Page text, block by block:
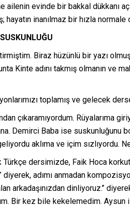
ailenin evinde bir bakkal dükkanı
hayatın inanılmaz bir hızla
Biraz hüzünlü bir yazı
Kinte adını takmış olmanın ve
toplamış ve gelecek
çıkaramıyordum. Rüyalarıma
Demirci Baba ise suskunluğunu
aklıma ve içim
dersimizde, Faik Hoca
adımı anmadan
arkadaşınızdan dinliyoruz.’’
Bir kez bile kekelemedim.